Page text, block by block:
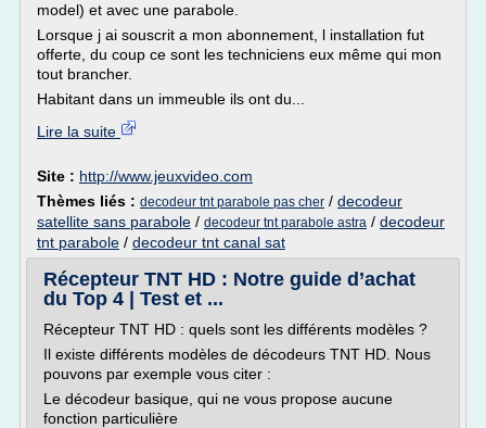
model) et avec une parabole.
Lorsque j ai souscrit a mon abonnement, l installation fut
offerte, du coup ce sont les techniciens eux même qui mon
tout brancher.
Habitant dans un immeuble ils ont du...
Lire la suite
Site : http://www.jeuxvideo.com
Thèmes liés : decodeur tnt parabole pas cher / decodeur
satellite sans parabole / decodeur tnt parabole astra / decodeur
tnt parabole / decodeur tnt canal sat
Récepteur TNT HD : Notre guide d’achat
du Top 4 | Test et ...
Récepteur TNT HD : quels sont les différents modèles ?
Il existe différents modèles de décodeurs TNT HD. Nous
pouvons par exemple vous citer :
Le décodeur basique, qui ne vous propose aucune
fonction particulière